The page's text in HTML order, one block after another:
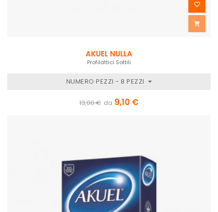


AKUEL NULLA
Profilattici Sottili
NUMERO PEZZI - 8 PEZZI
13,00 € da 9,10 €